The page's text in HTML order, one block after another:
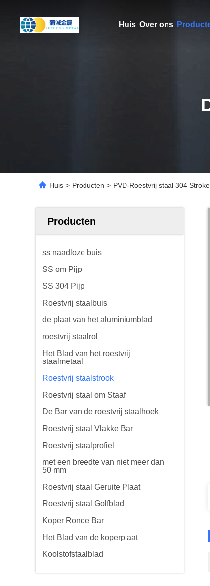
Huis Over ons
Huis > Producten > PVD-Roestvrij staal 304
Producten
ss naadloze buis
SS om Pijp
SS 304 Pijp
Roestvrij staalbuis
de plaat van het aluminiumblad
roestvrij staalrol
Het Blad van het roestvrij
staalmetaal
Roestvrij staalstrook
Roestvrij staal om Staaf
De Bar van de roestvrij staalhoek
Roestvrij staal Vlakke Bar
Roestvrij staalprofiel
met een breedte van niet meer dan
50 mm
Roestvrij staal Geruite Plaat
Roestvrij staal Golfblad
Koper Ronde Bar
Het Blad van de koperplaat
Koolstofstaalblad